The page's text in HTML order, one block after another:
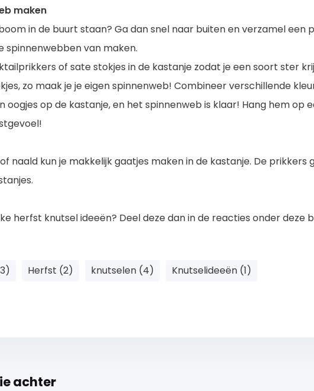
maken
in de buurt staan? Ga dan snel naar buiten en verzamel een
spinnenwebben van maken.
of sate stokjes in de kastanje zodat je een soort ster
zo maak je je eigen spinnenweb! Combineer verschillende
oogjes op de kastanje, en het spinnenweb is klaar! Hang hem op
naald kun je makkelijk gaatjes maken in de kastanje. De prikkers
herfst knutsel ideeën? Deel deze dan in de reacties onder deze
Herfst (2) knutselen (4) Knutselideeën (1)
achter